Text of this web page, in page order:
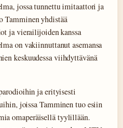
jossa tunnettu imitaattori ja
Tamminen yhdistää
ja vierailijoiden kanssa
on vakiinnuttanut asemansa
keskuudessa viihdyttävänä
ja erityisesti
joissa Tamminen tuo esiin
omaperäisellä tyylillään.